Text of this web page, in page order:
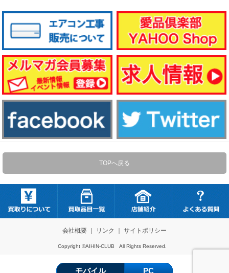
TOPへ戻る
会社概要｜ リンク サイトポリシー
Copyright ©AIHIN-CLUB All Rights Reserved.
モバイル PC